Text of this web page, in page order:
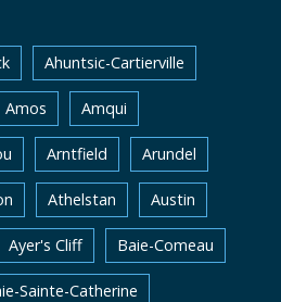
Ahuntsic-Cartierville
Amos Amqui
Arntfield Arundel
Athelstan Austin
Ayer's Cliff Baie-Comeau
Sainte-Catherine